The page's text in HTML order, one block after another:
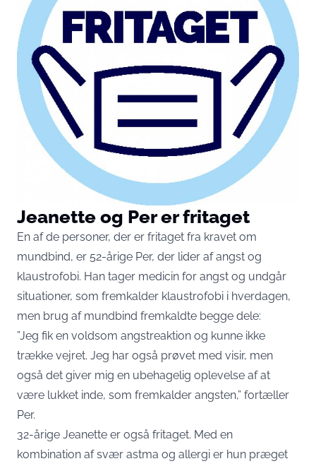
Jeanette og Per er fritaget
En af de personer, der er fritaget fra kravet om
mundbind, er 52-årige Per, der lider af angst og
klaustrofobi. Han tager medicin for angst og undgår
situationer, som fremkalder klaustrofobi i hverdagen,
men brug af mundbind fremkaldte begge dele:
”Jeg fik en voldsom angstreaktion og kunne ikke
trække vejret. Jeg har også prøvet med visir, men
også det giver mig en ubehagelig oplevelse af at
være lukket inde, som fremkalder angsten,” fortæller
Per.
32-årige Jeanette er også fritaget. Med en
kombination af svær astma og allergi er hun præget